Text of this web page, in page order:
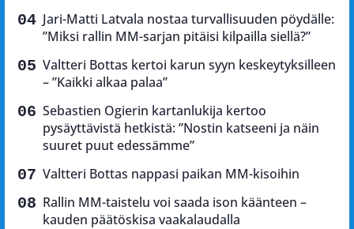
Jari-Matti Latvala nostaa turvallisuuden pöydälle:
”Miksi rallin MM-sarjan pitäisi kilpailla siellä?”
Valtteri Bottas kertoi karun syyn keskeytyksilleen
– ”Kaikki alkaa palaa”
Sebastien Ogierin kartanlukija kertoo
pysäyttävistä hetkistä: ”Nostin katseeni ja näin
suuret puut edessämme”
Valtteri Bottas nappasi paikan MM-kisoihin
Rallin MM-taistelu voi saada ison käänteen –
kauden päätöskisa vaakalaudalla